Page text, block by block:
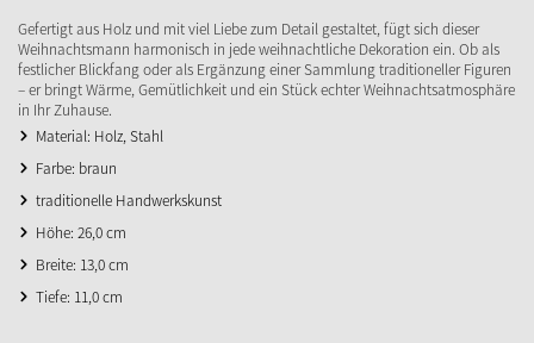
Gefertigt aus Holz und mit viel Liebe zum Detail gestaltet, fügt sich dieser
Weihnachtsmann harmonisch in jede weihnachtliche Dekoration ein. Ob als
festlicher Blickfang oder als Ergänzung einer Sammlung traditioneller Figuren
– er bringt Wärme, Gemütlichkeit und ein Stück echter Weihnachtsatmosphäre
in Ihr Zuhause.
Material: Holz, Stahl
Farbe: braun
traditionelle Handwerkskunst
Höhe: 26,0 cm
Breite: 13,0 cm
Tiefe: 11,0 cm